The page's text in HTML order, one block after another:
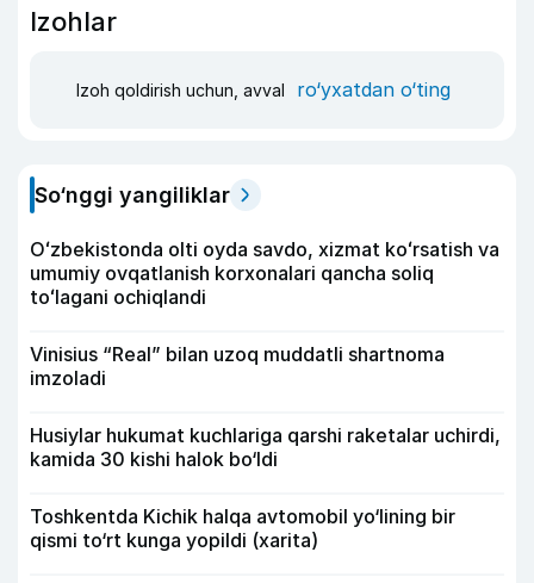
Izohlar
Izoh qoldirish uchun, avval ro‘yxatdan o‘ting
So‘nggi yangiliklar
Oʻzbekistonda olti oyda savdo, xizmat koʻrsatish va
umumiy ovqatlanish korxonalari qancha soliq
toʻlagani ochiqlandi
Vinisius “Real” bilan uzoq muddatli shartnoma
imzoladi
Husiylar hukumat kuchlariga qarshi raketalar uchirdi,
kamida 30 kishi halok bo‘ldi
Toshkentda Kichik halqa avtomobil yo‘lining bir
qismi to‘rt kunga yopildi (xarita)